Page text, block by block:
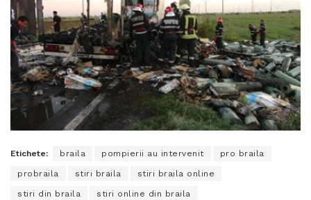
Etichete: braila pompierii au intervenit pro braila
probraila stiri braila stiri braila online
stiri din braila stiri online din braila